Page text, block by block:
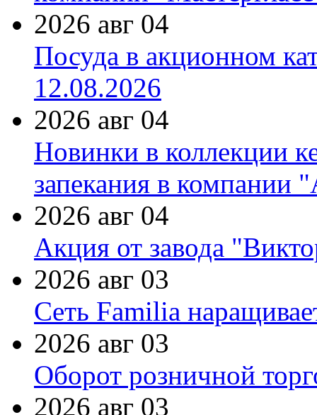
2026 авг 04
Посуда в акционном
12.08.2026
2026 авг 04
Новинки в коллекции
запекания в компании
2026 авг 04
Акция от завода
2026 авг 03
Сеть Familia
2026 авг 03
Оборот розничной
2026 авг 03